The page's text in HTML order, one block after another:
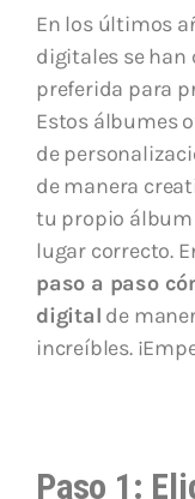
En los últimos
digitales se han
preferida para
Estos álbumes
de
de manera
tu propio álbum
lugar correcto.
paso a paso
digital de
increíbles.
Paso 1: